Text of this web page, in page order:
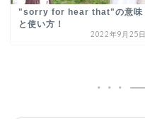
"sorry for hear that"の意味
と使い方！
2022年9月25日